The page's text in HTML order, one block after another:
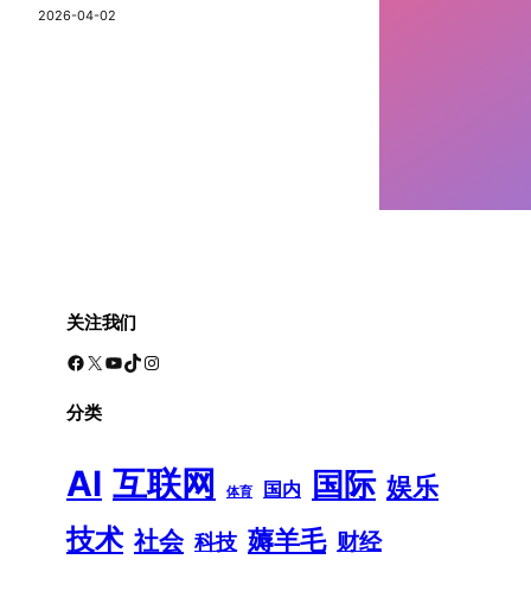
2026-04-02
关注我们
Facebook X YouTube TikTok Instagram
分类
AI 互联网 体育 国内 国际 娱乐
技术 社会 科技 薅羊毛 财经